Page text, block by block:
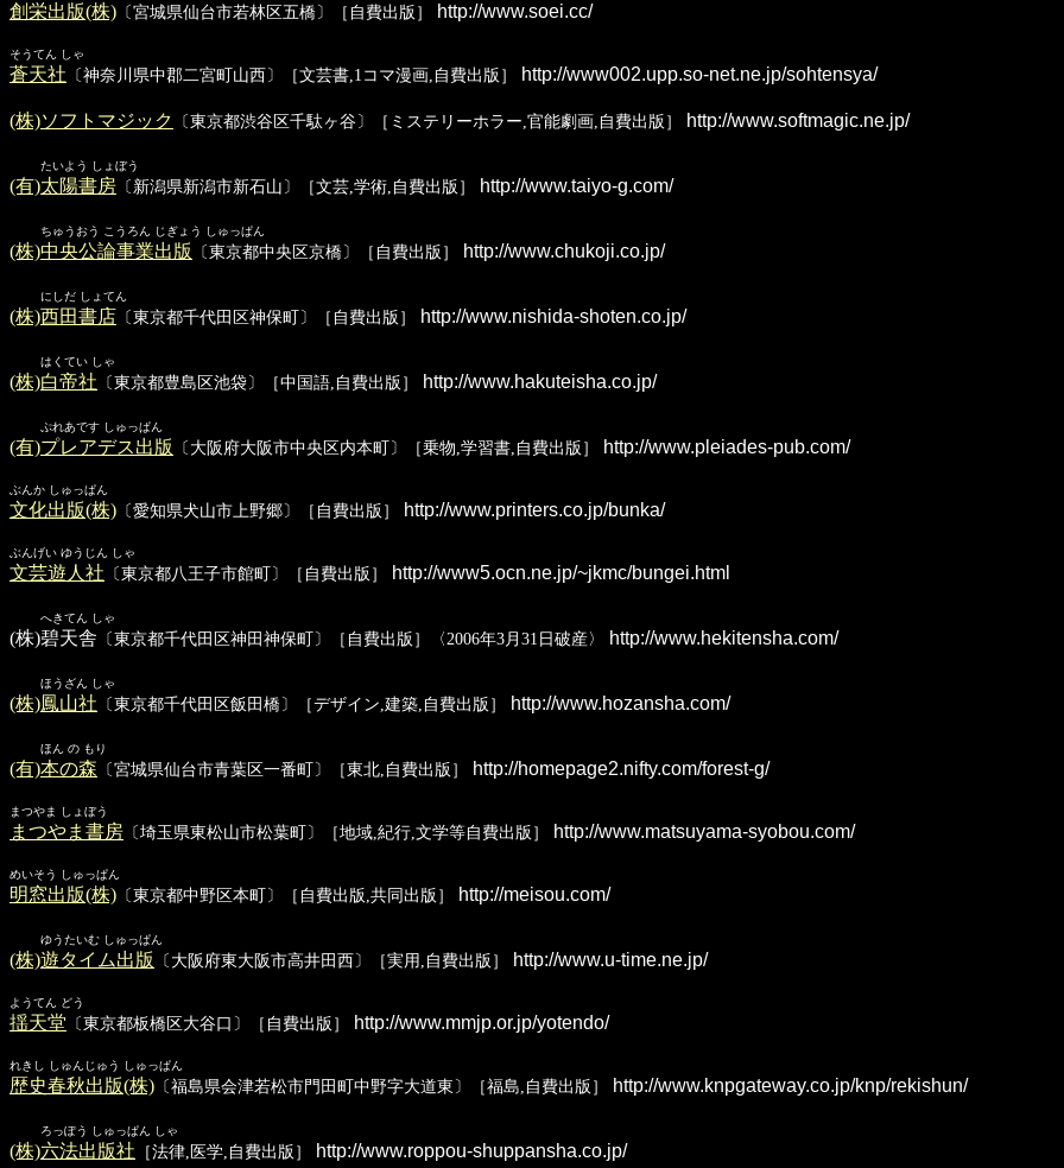
創栄出版(株) 〔宮城県仙台市若林区五橋〕［自費出版］ http://www.soei.cc/
そうてん しゃ
蒼天社 〔神奈川県中郡二宮町山西〕［文芸書,1コマ漫画,自費出版］ http://www002.upp.so-net.ne.jp/sohtensya/
(株)ソフトマジック 〔東京都渋谷区千駄ヶ谷〕［ミステリーホラー,官能劇画,自費出版］ http://www.softmagic.ne.jp/
たいよう しょぼう
(有)太陽書房 〔新潟県新潟市新石山〕［文芸,学術,自費出版］ http://www.taiyo-g.com/
ちゅうおう こうろん じぎょう しゅっぱん
(株)中央公論事業出版 〔東京都中央区京橋〕［自費出版］ http://www.chukoji.co.jp/
にしだ しょてん
(株)西田書店 〔東京都千代田区神保町〕［自費出版］ http://www.nishida-shoten.co.jp/
はくてい しゃ
(株)白帝社 〔東京都豊島区池袋〕［中国語,自費出版］ http://www.hakuteisha.co.jp/
ぷれあです しゅっぱん
(有)プレアデス出版 〔大阪府大阪市中央区内本町〕［乗物,学習書,自費出版］ http://www.pleiades-pub.com/
ぶんか しゅっぱん
文化出版(株) 〔愛知県犬山市上野郷〕［自費出版］ http://www.printers.co.jp/bunka/
ぶんげい ゆうじん しゃ
文芸遊人社 〔東京都八王子市館町〕［自費出版］ http://www5.ocn.ne.jp/~jkmc/bungei.html
へきてん しゃ
(株)碧天舎 〔東京都千代田区神田神保町〕［自費出版］〈2006年3月31日破産〉 http://www.hekitensha.com/
ほうざん しゃ
(株)鳳山社 〔東京都千代田区飯田橋〕［デザイン,建築,自費出版］ http://www.hozansha.com/
ほん の もり
(有)本の森 〔宮城県仙台市青葉区一番町〕［東北,自費出版］ http://homepage2.nifty.com/forest-g/
まつやま しょぼう
まつやま書房 〔埼玉県東松山市松葉町〕［地域,紀行,文学等自費出版］ http://www.matsuyama-syobou.com/
めいそう しゅっぱん
明窓出版(株) 〔東京都中野区本町〕［自費出版,共同出版］ http://meisou.com/
ゆうたいむ しゅっぱん
(株)遊タイム出版 〔大阪府東大阪市高井田西〕［実用,自費出版］ http://www.u-time.ne.jp/
ようてん どう
揺天堂 〔東京都板橋区大谷口〕［自費出版］ http://www.mmjp.or.jp/yotendo/
れきし しゅんじゅう しゅっぱん
歴史春秋出版(株) 〔福島県会津若松市門田町中野字大道東〕［福島,自費出版］ http://www.knpgateway.co.jp/knp/rekishun/
ろっぽう しゅっぱん しゃ
(株)六法出版社 ［法律,医学,自費出版］ http://www.roppou-shuppansha.co.jp/